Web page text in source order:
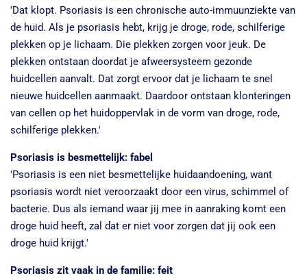
'Dat klopt. Psoriasis is een chronische auto-immuunziekte van
de huid. Als je psoriasis hebt, krijg je droge, rode, schilferige
plekken op je lichaam. Die plekken zorgen voor jeuk. De
plekken ontstaan doordat je afweersysteem gezonde
huidcellen aanvalt. Dat zorgt ervoor dat je lichaam te snel
nieuwe huidcellen aanmaakt. Daardoor ontstaan klonteringen
van cellen op het huidoppervlak in de vorm van droge, rode,
schilferige plekken.'
Psoriasis is besmettelijk: fabel
'Psoriasis is een niet besmettelijke huidaandoening, want
psoriasis wordt niet veroorzaakt door een virus, schimmel of
bacterie. Dus als iemand waar jij mee in aanraking komt een
droge huid heeft, zal dat er niet voor zorgen dat jij ook een
droge huid krijgt.'
Psoriasis zit vaak in de familie: feit